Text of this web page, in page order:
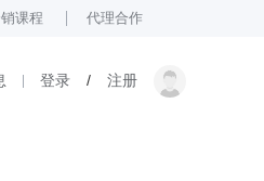
课程 代理合作
登录 / 注册